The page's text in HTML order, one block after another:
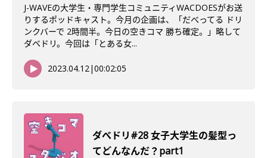
J-WAVEの大学生・専門学生コミュニティWACDOESがお送
りするポッドキャスト。今月の企画は、「だべってる ドリ
ンクバーで 2時間半。今日の空きコマ 勝ち確定。」略して
ダベドリ。今回は「とある女...
2023.04.12|00:02:05
ダべドリ#28 女子大学生の髪型っ
てどんなんだ？part1